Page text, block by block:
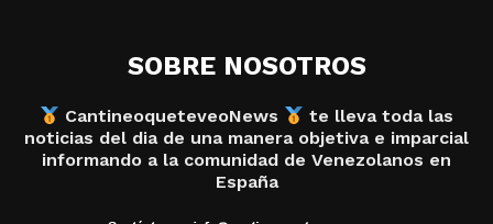
SOBRE NOSOTROS
CantineoqueteveoNews
te lleva toda las
noticias del dia de una manera objetiva e imparcial
informando a la comunidad de Venezolanos en
España